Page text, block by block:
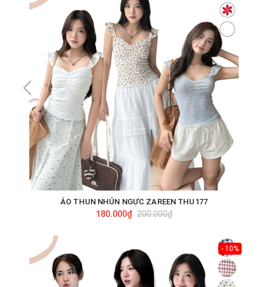
ÁO THUN NHÚN NGỰC ZAREEN THU177
180.000₫ 200.000₫
- 10%